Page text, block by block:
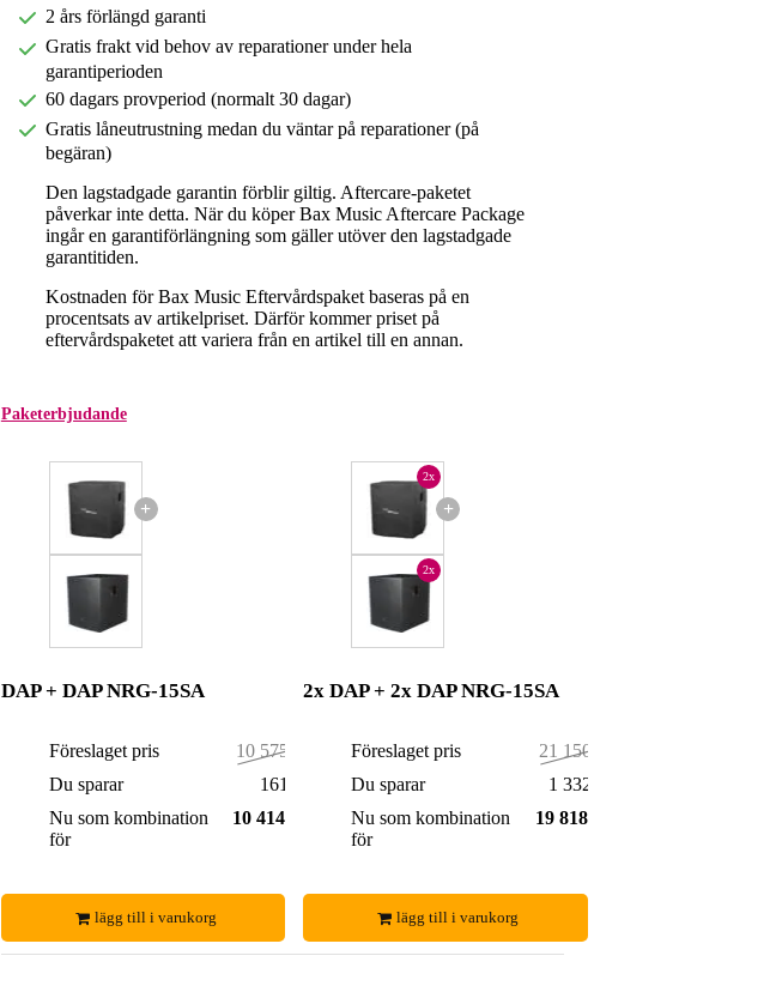
2 års förlängd garanti
Gratis frakt vid behov av reparationer under hela
garantiperioden
60 dagars provperiod (normalt 30 dagar)
Gratis låneutrustning medan du väntar på reparationer (på
begäran)
Den lagstadgade garantin förblir giltig. Aftercare-paketet
påverkar inte detta. När du köper Bax Music Aftercare Package
ingår en garantiförlängning som gäller utöver den lagstadgade
garantitiden.
Kostnaden för Bax Music Eftervårdspaket baseras på en
procentsats av artikelpriset. Därför kommer priset på
eftervårdspaketet att variera från en artikel till en annan.
Paketerbjudande
+
DAP + DAP NRG-15SA
Föreslaget pris
10 575,00 kr
Du sparar
161,00 kr
Nu som kombination
för
10 414,00 kr
lägg till i varukorg
+
2x
2x
2x DAP + 2x DAP NRG-15SA
Föreslaget pris
21 150,00 kr
Du sparar
1 332,00 kr
Nu som kombination
för
19 818,00 kr
lägg till i varukorg